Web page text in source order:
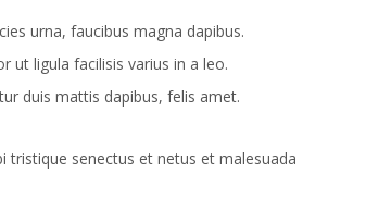
urna, faucibus magna dapibus.
ut ligula facilisis varius in a leo.
duis mattis dapibus, felis amet.
tristique senectus et netus et malesuada